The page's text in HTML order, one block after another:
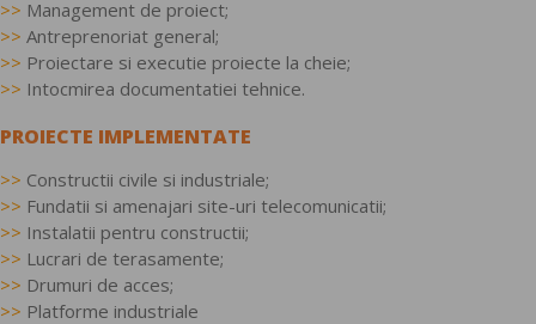
>> Management de proiect;
>> Antreprenoriat general;
>> Proiectare si executie proiecte la cheie;
>> Intocmirea documentatiei tehnice.
PROIECTE IMPLEMENTATE
>> Constructii civile si industriale;
>> Fundatii si amenajari site-uri telecomunicatii;
>> Instalatii pentru constructii;
>> Lucrari de terasamente;
>> Drumuri de acces;
>> Platforme industriale